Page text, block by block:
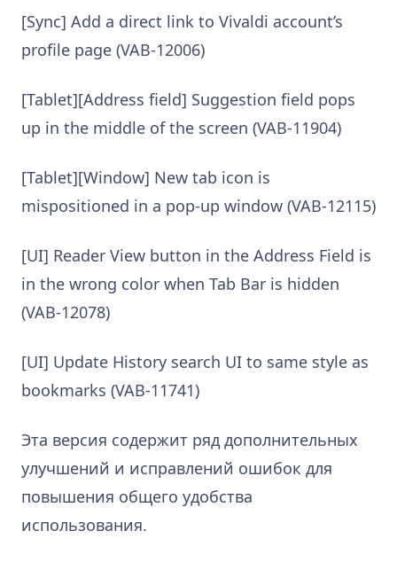
[Sync] Add a direct link to Vivaldi account’s
profile page (VAB-12006)
[Tablet][Address field] Suggestion field pops
up in the middle of the screen (VAB-11904)
[Tablet][Window] New tab icon is
mispositioned in a pop-up window (VAB-12115)
[UI] Reader View button in the Address Field is
in the wrong color when Tab Bar is hidden
(VAB-12078)
[UI] Update History search UI to same style as
bookmarks (VAB-11741)
Эта версия содержит ряд дополнительных
улучшений и исправлений ошибок для
повышения общего удобства
использования.